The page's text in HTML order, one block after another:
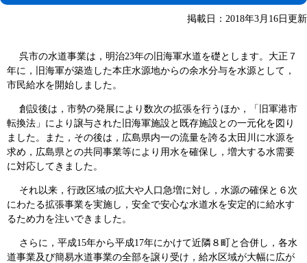
掲載日：2018年3月16日更新
呉市の水道事業は，明治23年の旧海軍水道を礎とします。大正７
年に，旧海軍が築造した本庄水源地からの余水分与を水源として，
市民給水を開始しました。
創設後は，市勢の発展により数次の拡張を行うほか，「旧軍港市
転換法」により譲与された旧海軍施設と既存施設との一元化を図り
ました。また，その後は，広島県内一の流量を誇る太田川に水源を
求め，広島県との共同事業等により用水を確保し，増大する水需要
に対応してきました。
それ以来，行政区域の拡大や人口急増に対し，水源の確保と６次
にわたる拡張事業を実施し，安全で安心な水道水を安定的に給水す
るため力を注いできました。
さらに，平成15年から平成17年にかけて近隣８町と合併し，各水
道事業及び簡易水道事業の全部を譲り受け，給水区域が大幅に広が